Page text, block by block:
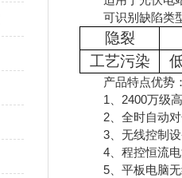
可识别缺陷类
隐裂
工艺污染
产品特点优势
1、2400万级高
2、全时自动对
3、无线控制设
4、程控恒流电
5、平板电脑无